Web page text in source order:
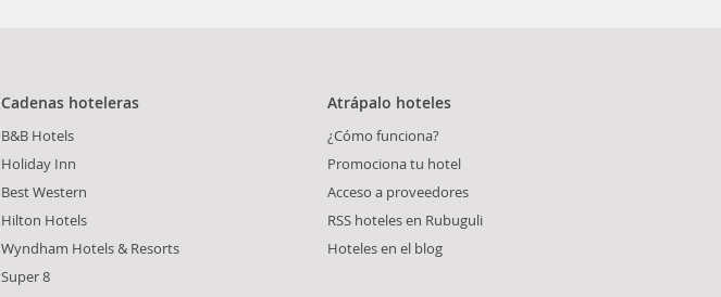
Cadenas hoteleras
B&B Hotels
Holiday Inn
Best Western
Hilton Hotels
Wyndham Hotels & Resorts
Super 8
Atrápalo hoteles
¿Cómo funciona?
Promociona tu hotel
Acceso a proveedores
RSS hoteles en Rubuguli
Hoteles en el blog